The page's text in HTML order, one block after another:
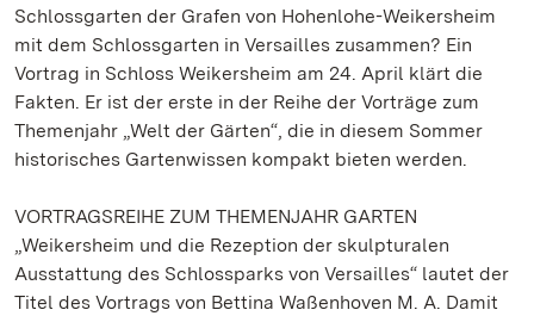
Schlossgarten der Grafen von Hohenlohe-Weikersheim
mit dem Schlossgarten in Versailles zusammen? Ein
Vortrag in Schloss Weikersheim am 24. April klärt die
Fakten. Er ist der erste in der Reihe der Vorträge zum
Themenjahr „Welt der Gärten“, die in diesem Sommer
historisches Gartenwissen kompakt bieten werden.
VORTRAGSREIHE ZUM THEMENJAHR GARTEN
„Weikersheim und die Rezeption der skulpturalen
Ausstattung des Schlossparks von Versailles“ lautet der
Titel des Vortrags von Bettina Waßenhoven M. A. Damit